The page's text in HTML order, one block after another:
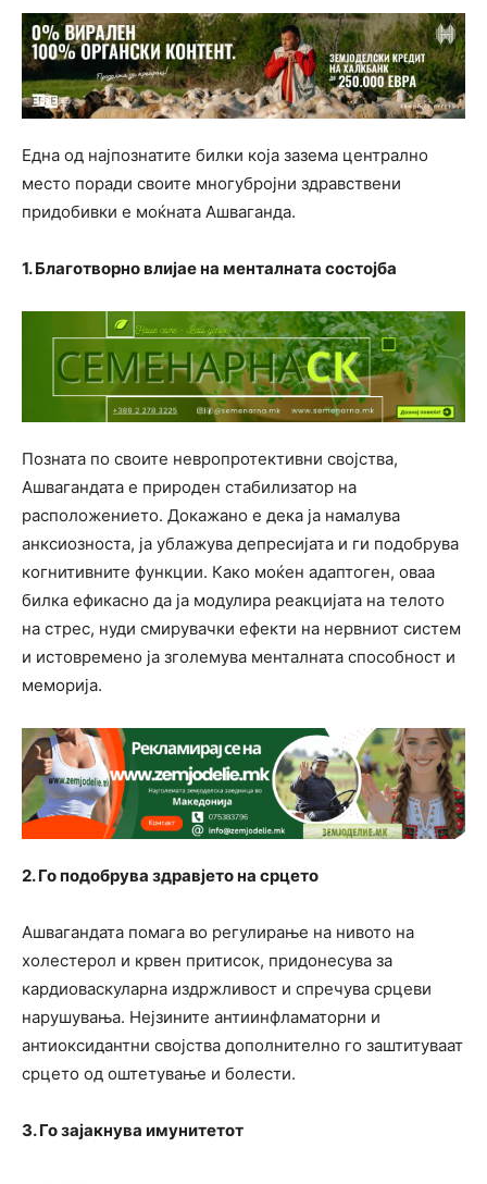
Една од најпознатите билки која зазема централно
место поради своите многубројни здравствени
придобивки е моќната Ашваганда.
1. Благотворно влијае на менталната состојба
Позната по своите невропротективни својства,
Ашвагандата е природен стабилизатор на
расположението. Докажано е дека ја намалува
анксиозноста, ја ублажува депресијата и ги подобрува
когнитивните функции. Како моќен адаптоген, оваа
билка ефикасно да ја модулира реакцијата на телото
на стрес, нуди смирувачки ефекти на нервниот систем
и истовремено ја зголемува менталната способност и
меморија.
2. Го подобрува здравјето на срцето
Ашвагандата помага во регулирање на нивото на
холестерол и крвен притисок, придонесува за
кардиоваскуларна издржливост и спречува срцеви
нарушувања. Нејзините антиинфламаторни и
антиоксидантни својства дополнително го заштитуваат
срцето од оштетување и болести.
3. Го зајакнува имунитетот